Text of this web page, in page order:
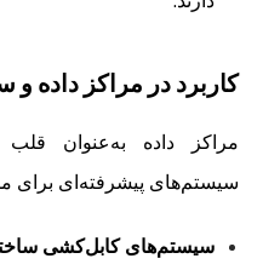
کاربرد در مراکز داده و
مراکز داده به‌عنوان
سیستم‌های پیشرفته‌ای برای
سیستم‌های کابل‌کشی